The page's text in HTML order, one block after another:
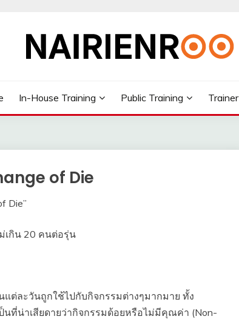
In-House Training Public Training Trainer
of Die
Die”
เกิน 20 คนต่อรุ่น
แต่ละวันถูกใช้ไปกับกิจกรรมต่างๆมากมาย ทั้ง
น่าเสียดายว่ากิจกรรมด้อยหรือไม่มีคุณค่า (Non-